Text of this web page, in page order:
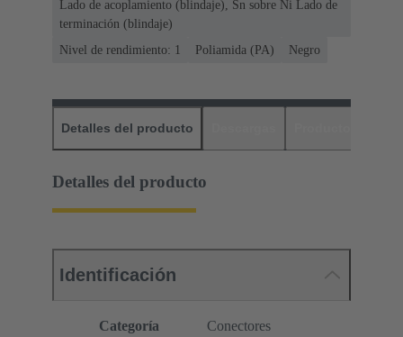
Lado de acoplamiento (blindaje), Sn sobre Ni Lado de
terminación (blindaje)
Nivel de rendimiento: 1
Poliamida (PA) Negro
Detalles del producto
Detalles del producto
Identificación
Categoría
Conectores